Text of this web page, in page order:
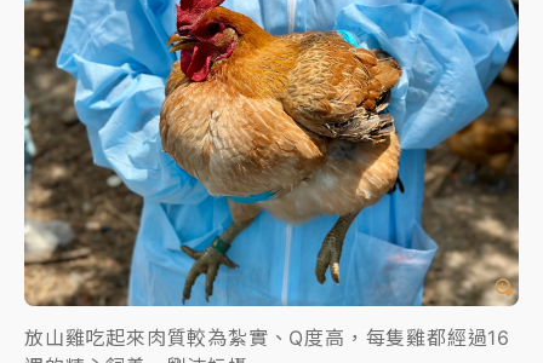
放山雞吃起來肉質較為紮實、Q度高，每隻雞都經過16